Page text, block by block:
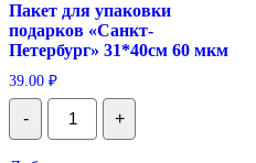
Пакет для упаковки
подарков «Санкт-
Петербург» 31*40см 60 мкм
39.00 ₽
-
Количество
Пакет
для
+